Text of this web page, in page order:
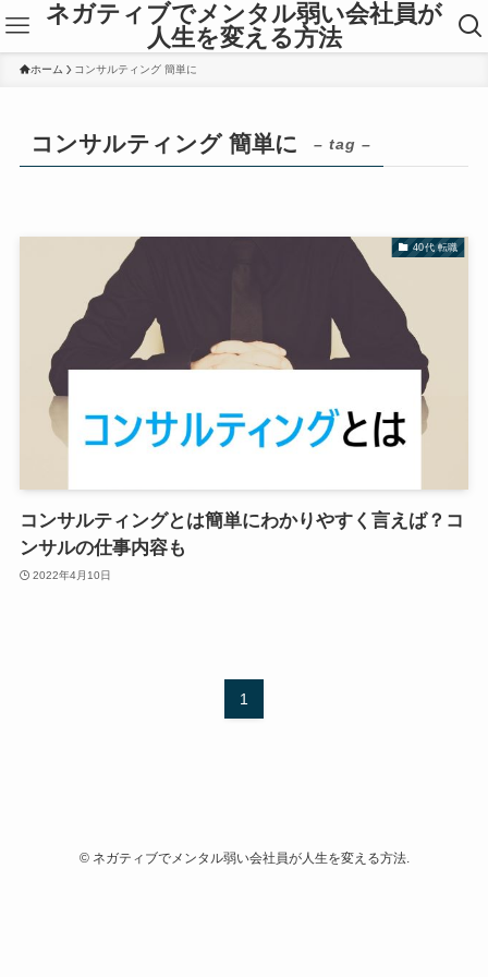
ネガティブでメンタル弱い会社員が
人生を変える方法
ホーム コンサルティング 簡単に
コンサルティング 簡単に – tag –
40代 転職
コンサルティングとは簡単にわかりやすく言えば？コ
ンサルの仕事内容も
2022年4月10日
1
©ネガティブでメンタル弱い会社員が人生を変える方法.